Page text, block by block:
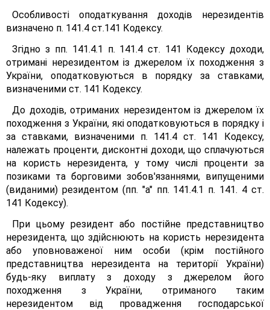
Особливості оподаткування доходів нерезидентів
визначено п. 141.4 ст.141 Кодексу.
Згідно з пп. 141.4.1 п. 141.4 ст. 141 Кодексу доходи,
отримані нерезидентом із джерелом їх походження з
України, оподатковуються в порядку за ставками,
визначеними ст. 141 Кодексу.
До доходів, отриманих нерезидентом із джерелом їх
походження з України, які оподатковуються в порядку і
за ставками, визначеними п. 141.4 ст. 141 Кодексу,
належать проценти, дисконтні доходи, що сплачуються
на користь нерезидента, у тому числі проценти за
позиками та борговими зобов'язаннями, випущеними
(виданими) резидентом (пп. "а" пп. 141.4.1 п. 141. 4 ст.
141 Кодексу).
При цьому резидент або постійне представництво
нерезидента, що здійснюють на користь нерезидента
або уповноваженої ним особи (крім постійного
представництва нерезидента на території України)
будь-яку виплату з доходу з джерелом його
походження з України, отриманого таким
нерезидентом від провадження господарської